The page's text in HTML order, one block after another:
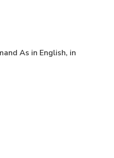
As in English, in